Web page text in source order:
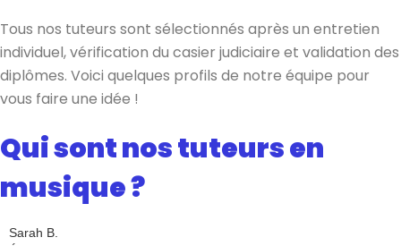
Tous nos tuteurs sont sélectionnés après un entretien
individuel, vérification du casier judiciaire et validation des
diplômes. Voici quelques profils de notre équipe pour
vous faire une idée !
Qui sont nos tuteurs en
musique ?
Sarah B.